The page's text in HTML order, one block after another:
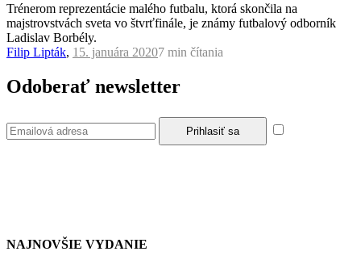
Trénerom reprezentácie malého futbalu, ktorá skončila na
majstrovstvách sveta vo štvrťfinále, je známy futbalový odborník
Ladislav Borbély.
Filip Lipták, 15. januára 20207 min čítania
Odoberať newsletter
NAJNOVŠIE VYDANIE